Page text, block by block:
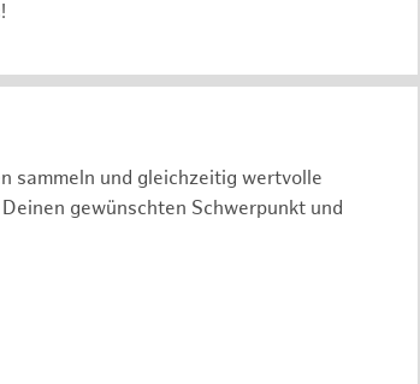
sammeln und gleichzeitig wertvolle
gewünschten Schwerpunkt und